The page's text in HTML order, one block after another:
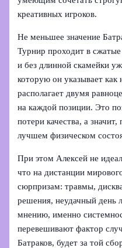
креативных игроков.
Не меньшее значение
Турнир проходит в сжатые
и без длинной скамейки
которую он указывает
располагает двумя
на каждой позиции. Это
потери качества, а
лучшем физическом
При этом Алексей не
что на дистанции
сюрпризам: травмы,
решения, неудачный день
мнению, именно
перевешивают фактор
Батраков, будет за той